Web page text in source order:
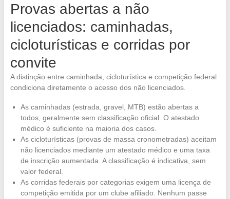
Provas abertas a não
licenciados: caminhadas,
cicloturísticas e corridas por
convite
A distinção entre caminhada, cicloturística e competição federal
condiciona diretamente o acesso dos não licenciados.
As caminhadas (estrada, gravel, MTB) estão abertas a
todos, geralmente sem classificação oficial. O atestado
médico é suficiente na maioria dos casos.
As cicloturísticas (provas de massa cronometradas) aceitam
não licenciados mediante um atestado médico e uma taxa
de inscrição aumentada. A classificação é indicativa, sem
valor federal.
As corridas federais por categorias exigem uma licença de
competição emitida por um clube afiliado. Nenhum passe